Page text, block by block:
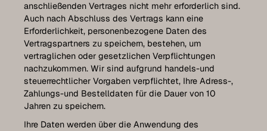
anschließenden Vertrages nicht mehr erforderlich sind.
Auch nach Abschluss des Vertrags kann eine
Erforderlichkeit, personenbezogene Daten des
Vertragspartners zu speichern, bestehen, um
vertraglichen oder gesetzlichen Verpflichtungen
nachzukommen. Wir sind aufgrund handels-und
steuerrechtlicher Vorgaben verpflichtet, Ihre Adress-,
Zahlungs-und Bestelldaten für die Dauer von 10
Jahren zu speichern.
Ihre Daten werden über die Anwendung des